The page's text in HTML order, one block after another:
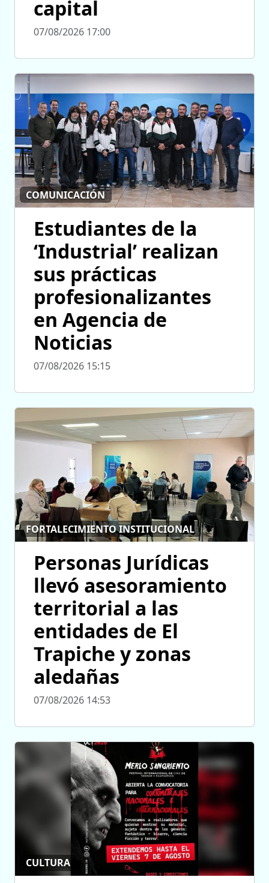
capital
07/08/2026 17:00
COMUNICACIÓN
Estudiantes de la
‘Industrial’ realizan
sus prácticas
profesionalizantes
en Agencia de
Noticias
07/08/2026 15:15
FORTALECIMIENTO INSTITUCIONAL
Personas Jurídicas
llevó asesoramiento
territorial a las
entidades de El
Trapiche y zonas
aledañas
07/08/2026 14:53
CULTURA